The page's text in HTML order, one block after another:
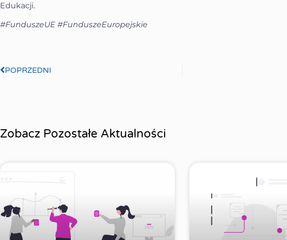
Edukacji.
#FunduszeUE #FunduszeEuropejskie
POPRZEDNI
Zobacz Pozostałe Aktualności